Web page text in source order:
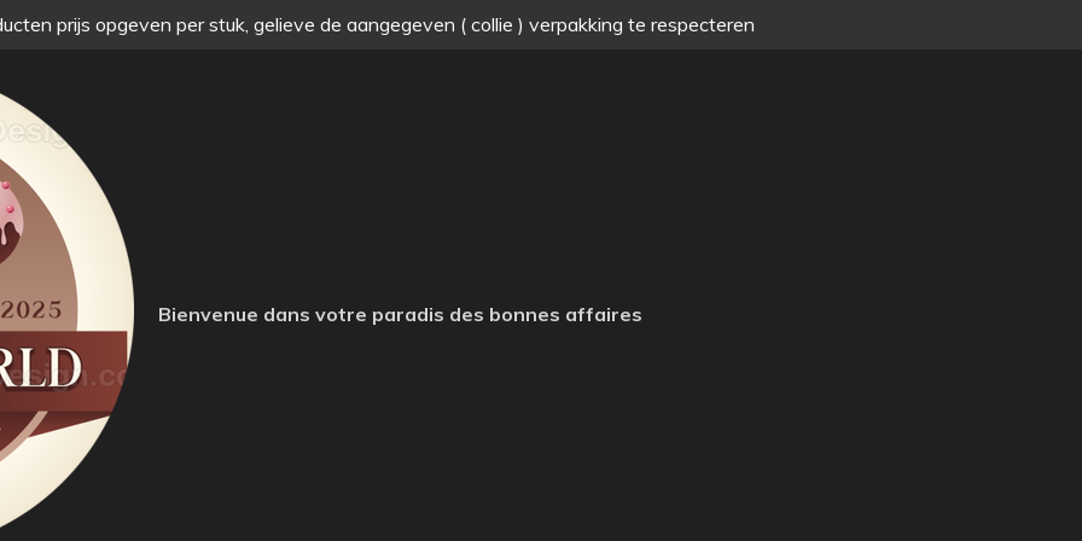
prijs opgeven per stuk, gelieve de aangegeven ( collie ) verpakking te respecteren
Bienvenue dans votre paradis des bonnes affaires